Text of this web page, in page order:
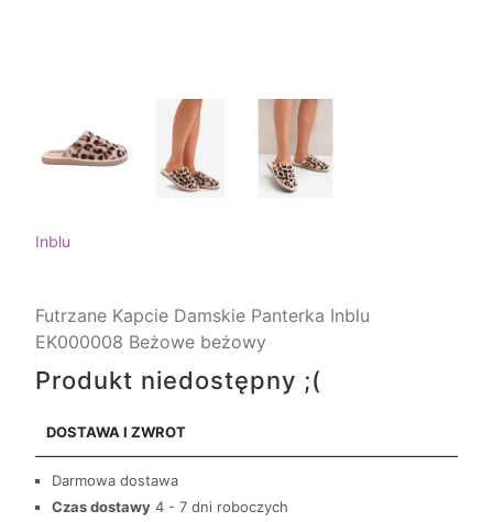
Inblu
Futrzane Kapcie Damskie Panterka Inblu
EK000008 Beżowe beżowy
Produkt niedostępny ;(
DOSTAWA I ZWROT
Darmowa dostawa
Czas dostawy 4 - 7 dni roboczych